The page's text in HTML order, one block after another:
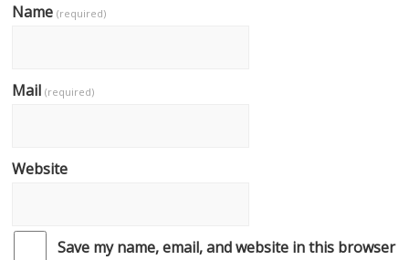
Name(required)
Mail(required)
Website
Save my name, email, and website in this browser